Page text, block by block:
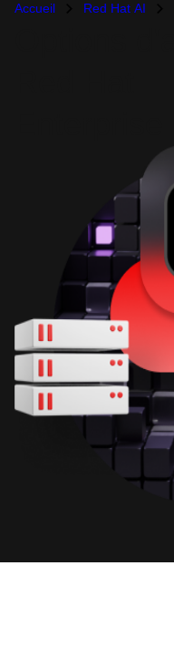
Accueil Red Hat AI